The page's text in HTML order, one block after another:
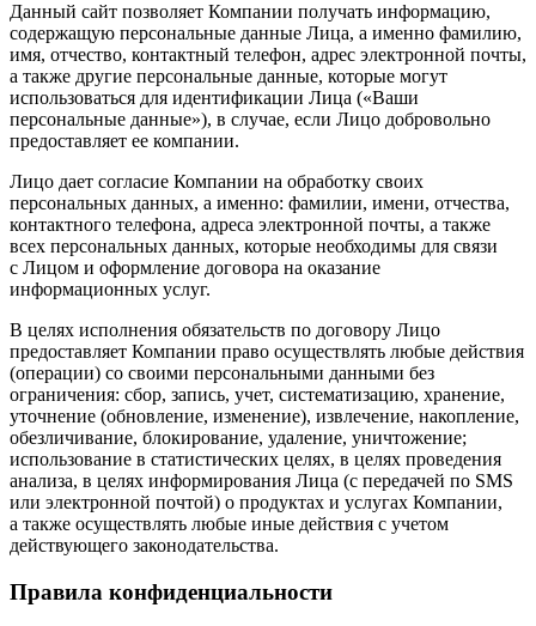
Данный сайт позволяет Компании получать информацию,
содержащую персональные данные Лица, а именно фамилию,
имя, отчество, контактный телефон, адрес электронной почты,
а также другие персональные данные, которые могут
использоваться для идентификации Лица («Ваши
персональные данные»), в случае, если Лицо добровольно
предоставляет ее компании.
Лицо дает согласие Компании на обработку своих
персональных данных, а именно: фамилии, имени, отчества,
контактного телефона, адреса электронной почты, а также
всех персональных данных, которые необходимы для связи
с Лицом и оформление договора на оказание
информационных услуг.
В целях исполнения обязательств по договору Лицо
предоставляет Компании право осуществлять любые действия
(операции) со своими персональными данными без
ограничения: сбор, запись, учет, систематизацию, хранение,
уточнение (обновление, изменение), извлечение, накопление,
обезличивание, блокирование, удаление, уничтожение;
использование в статистических целях, в целях проведения
анализа, в целях информирования Лица (с передачей по SMS
или электронной почтой) о продуктах и услугах Компании,
а также осуществлять любые иные действия с учетом
действующего законодательства.
Правила конфиденциальности